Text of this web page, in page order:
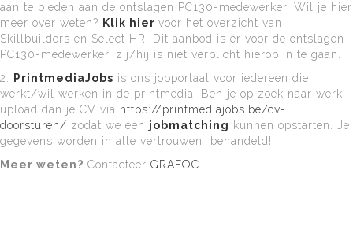
aan te bieden aan de ontslagen PC130-medewerker. Wil je hier
meer over weten? Klik hier voor het overzicht van
Skillbuilders en Select HR. Dit aanbod is er voor de ontslagen
PC130-medewerker, zij/hij is niet verplicht hierop in te gaan.
2.
PrintmediaJobs is ons jobportaal voor iedereen die
werkt/wil werken in de printmedia. Ben je op zoek naar werk,
upload dan je CV via https://printmediajobs.be/cv-
doorsturen/ zodat we een jobmatching kunnen opstarten. Je
gegevens worden in alle vertrouwen behandeld!
Meer weten? Contacteer GRAFOC